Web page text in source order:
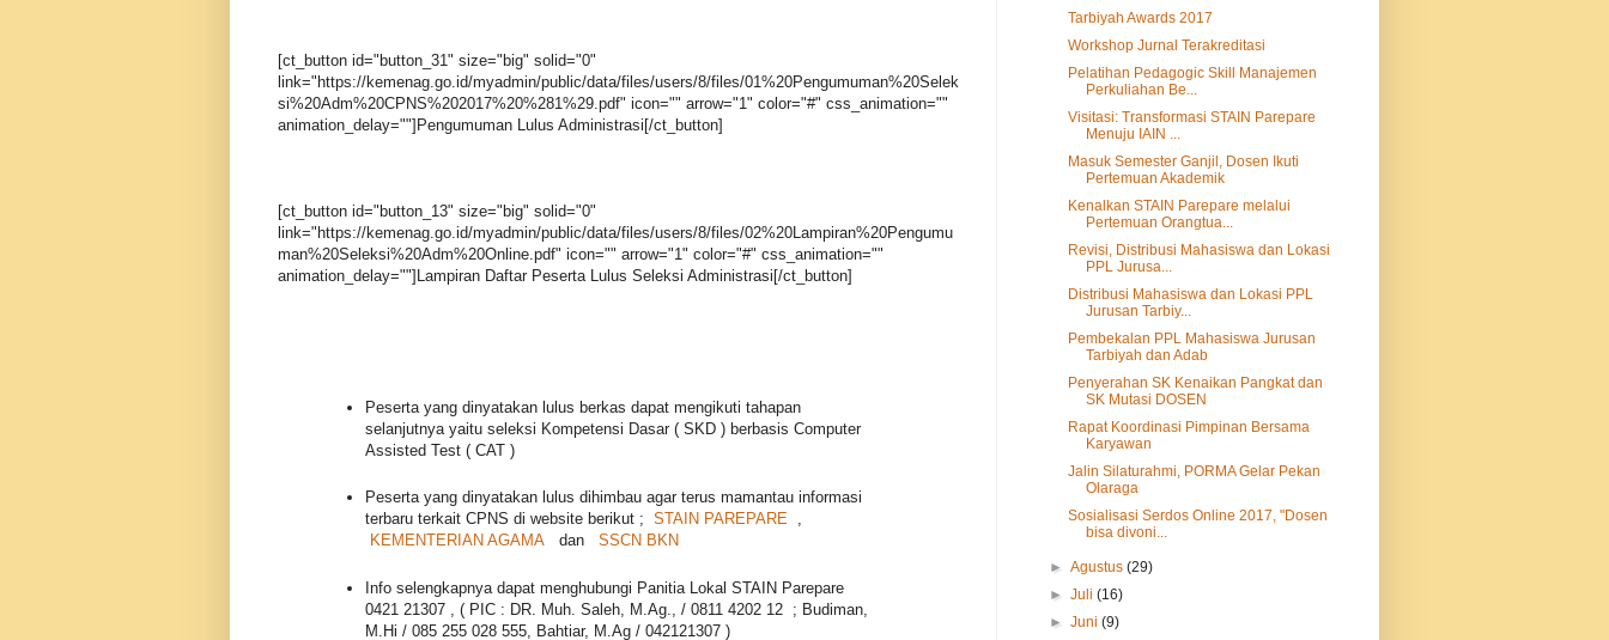
[ct_button id="button_31" size="big" solid="0"
link="https://kemenag.go.id/myadmin/public/data/files/users/8/files/01%20Pengumuman%20Selek
si%20Adm%20CPNS%202017%20%281%29.pdf" icon="" arrow="1" color="#" css_animation=""
animation_delay=""]Pengumuman Lulus Administrasi[/ct_button]
[ct_button id="button_13" size="big" solid="0"
link="https://kemenag.go.id/myadmin/public/data/files/users/8/files/02%20Lampiran%20Pengumu
man%20Seleksi%20Adm%20Online.pdf" icon="" arrow="1" color="#" css_animation=""
animation_delay=""]Lampiran Daftar Peserta Lulus Seleksi Administrasi[/ct_button]
Peserta yang dinyatakan lulus berkas dapat mengikuti tahapan
selanjutnya yaitu seleksi Kompetensi Dasar ( SKD ) berbasis Computer
Assisted Test ( CAT )
Peserta yang dinyatakan lulus dihimbau agar terus mamantau informasi
terbaru terkait CPNS di website berikut ; STAIN PAREPARE ,
KEMENTERIAN AGAMA dan SSCN BKN
Info selengkapnya dapat menghubungi Panitia Lokal STAIN Parepare
0421 21307 , ( PIC : DR. Muh. Saleh, M.Ag., / 0811 4202 12 ; Budiman,
M.Hi / 085 255 028 555, Bahtiar, M.Ag / 042121307 )
Tarbiyah Awards 2017
Workshop Jurnal Terakreditasi
Pelatihan Pedagogic Skill Manajemen
Perkuliahan Be...
Visitasi: Transformasi STAIN Parepare
Menuju IAIN ...
Masuk Semester Ganjil, Dosen Ikuti
Pertemuan Akademik
Kenalkan STAIN Parepare melalui
Pertemuan Orangtua...
Revisi, Distribusi Mahasiswa dan Lokasi
PPL Jurusa...
Distribusi Mahasiswa dan Lokasi PPL
Jurusan Tarbiy...
Pembekalan PPL Mahasiswa Jurusan
Tarbiyah dan Adab
Penyerahan SK Kenaikan Pangkat dan
SK Mutasi DOSEN
Rapat Koordinasi Pimpinan Bersama
Karyawan
Jalin Silaturahmi, PORMA Gelar Pekan
Olaraga
Sosialisasi Serdos Online 2017, "Dosen
bisa divoni...
►Agustus(29)
►Juli(16)
►Juni(9)